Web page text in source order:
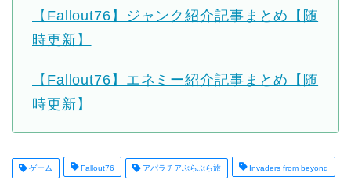
【Fallout76】ジャンク紹介記事まとめ【随
時更新】
【Fallout76】エネミー紹介記事まとめ【随
時更新】
ゲーム Fallout76 アパラチアぶらぶら旅 Invaders from beyond